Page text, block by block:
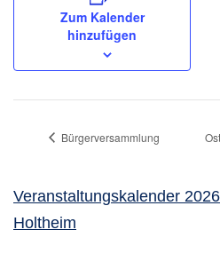
Zum Kalender
hinzufügen
Bürgerversammlung
Veranstaltungskalender
Holtheim